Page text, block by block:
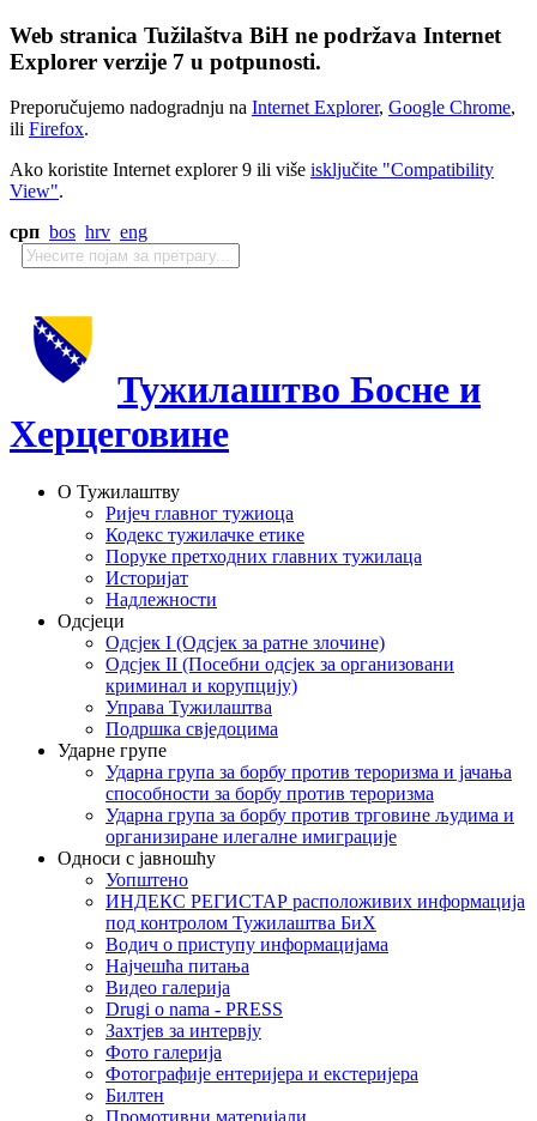
Web stranica Tužilaštva BiH ne podržava Internet
Explorer verzije 7 u potpunosti.
Preporučujemo nadogradnju na Internet Explorer, Google Chrome,
ili Firefox.
Ako koristite Internet explorer 9 ili više isključite "Compatibility
View".
срп bos hrv eng
Тужилаштво Босне и
Херцеговине
О Тужилаштву
Ријеч главног тужиоца
Кодекс тужилачке етике
Поруке претходних главних тужилаца
Историјат
Надлежности
Одсјеци
Одсјек I (Одсјек за ратне злочине)
Одсјек II (Посебни одсјек за организовани
криминал и корупцију)
Управа Тужилаштва
Подршка свједоцима
Ударне групе
Ударна група за борбу против тероризма и јачања
способности за борбу против тероризма
Ударна група за борбу против трговине људима и
организиране илегалне имиграције
Односи с јавношћу
Уопштено
ИНДЕКС РЕГИСТАР расположивих информација
под контролом Тужилаштва БиХ
Водич о приступу информацијама
Најчешћа питања
Видео галерија
Drugi o nama - PRESS
Захтјев за интервју
Фото галерија
Фотографије ентеријера и екстеријера
Билтен